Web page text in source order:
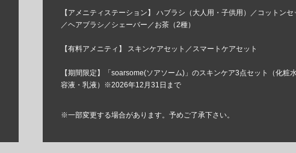
【アメニティステーション】 ハブラシ（大人用・子供用）／コットンセ
／ヘアブラシ／シェーバー／お茶（2種）
【有料アメニティ】 スキンケアセット／スマートケアセット
【期間限定】「soarsome(ソアソーム)」のスキンケア3点セット（化粧
容液・乳液）※2026年12月31日まで
※一部変更する場合があります。予めご了承下さい。